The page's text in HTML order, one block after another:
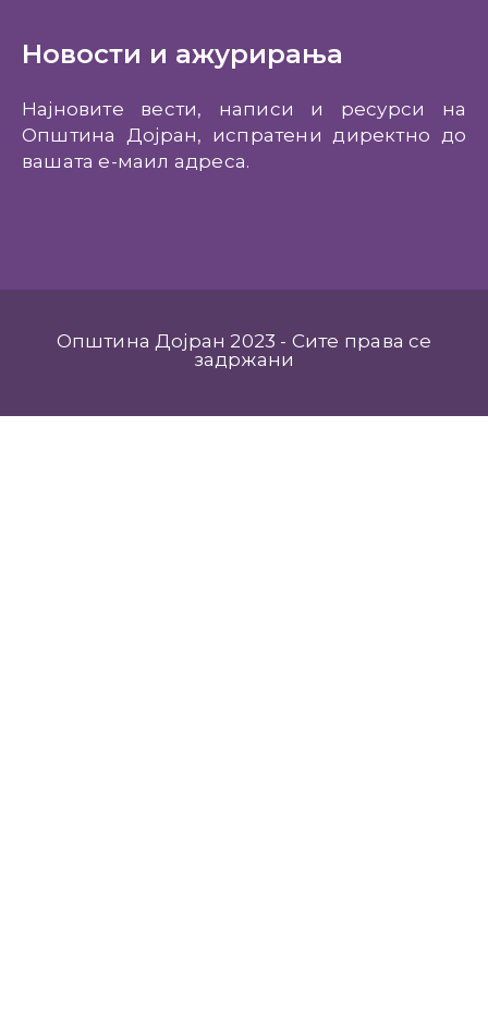
Новости и ажурирања
Најновите вести, написи и ресурси на
Општина Дојран, испратени директно до
вашата е-маил адреса.
Општина Дојран 2023 - Сите права се
задржани